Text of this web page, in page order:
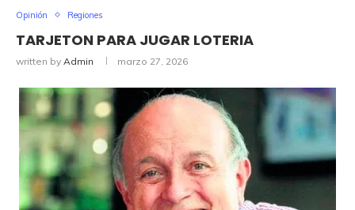
Opinión Regiones
TARJETON PARA JUGAR LOTERIA
written by Admin marzo 27, 2026